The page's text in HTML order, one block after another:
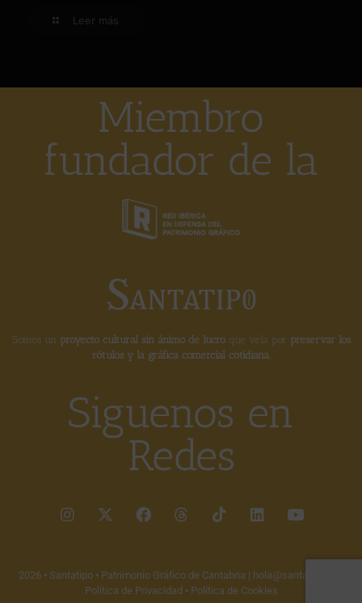
Leer más
Miembro
fundador de la
Somos un proyecto cultural sin ánimo de lucroque vela por preservar los
rótulos y la gráfica comercial cotidiana.
Siguenos en
Redes
2026 • Santatipo • Patrimonio Gráfico de Cantabria | hola@santatipo.es
Política de Privacidad • Política de Cookies